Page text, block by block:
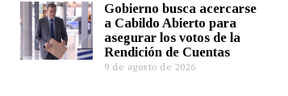
Gobierno busca acercarse
a Cabildo Abierto para
asegurar los votos de la
Rendición de Cuentas
9 de agosto de 2026